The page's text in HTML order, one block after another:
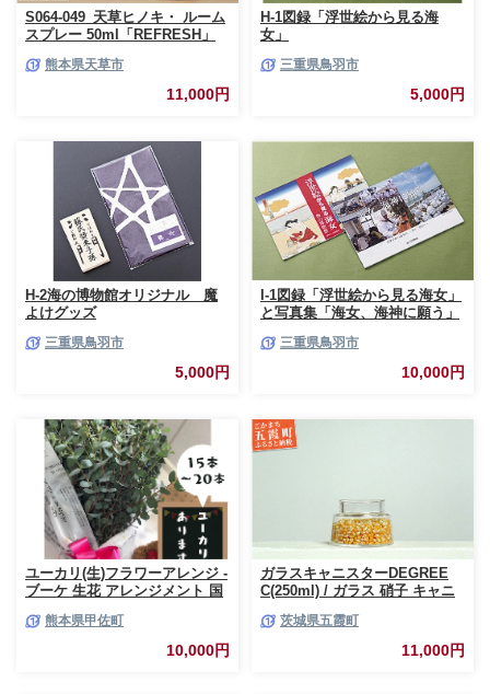
S064-049_天草ヒノキ・ ルーム
スプレー 50ml「REFRESH」
熊本県天草市
11,000円
H-1図録「浮世絵から見る海
女」
三重県鳥羽市
5,000円
H-2海の博物館オリジナル 魔
よけグッズ
三重県鳥羽市
5,000円
I-1図録「浮世絵から見る海女」
と写真集「海女、海神に願う」
三重県鳥羽市
10,000円
ユーカリ(生)フラワーアレンジ -
ブーケ 生花 アレンジメント 国
ンテリア 虫よけ作用 人気 おす
熊本県甲佐町
10,000円
ガラスキャニスターDEGREE
C(250ml) / ガラス 硝子 キャニ
耐熱 一生もの 職人 こだわり
JIDA デザインミュージアムセ
レクション 茨城県 五霞町
茨城県五霞町
11,000円